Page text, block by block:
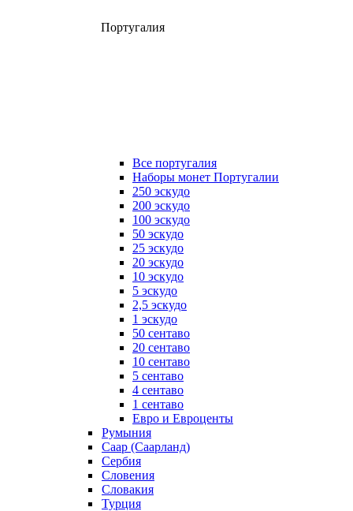
Португалия
Все португалия
Наборы монет Португалии
250 эскудо
200 эскудо
100 эскудо
50 эскудо
25 эскудо
20 эскудо
10 эскудо
5 эскудо
2,5 эскудо
1 эскудо
50 сентаво
20 сентаво
10 сентаво
5 сентаво
4 сентаво
1 сентаво
Евро и Евроценты
Румыния
Саар (Саарланд)
Сербия
Словения
Словакия
Турция